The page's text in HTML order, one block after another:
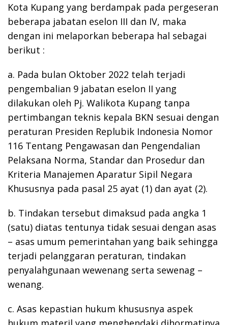
Kota Kupang yang berdampak pada pergeseran
beberapa jabatan eselon III dan IV, maka
dengan ini melaporkan beberapa hal sebagai
berikut :
a. Pada bulan Oktober 2022 telah terjadi
pengembalian 9 jabatan eselon II yang
dilakukan oleh Pj. Walikota Kupang tanpa
pertimbangan teknis kepala BKN sesuai dengan
peraturan Presiden Replubik Indonesia Nomor
116 Tentang Pengawasan dan Pengendalian
Pelaksana Norma, Standar dan Prosedur dan
Kriteria Manajemen Aparatur Sipil Negara
Khususnya pada pasal 25 ayat (1) dan ayat (2).
b. Tindakan tersebut dimaksud pada angka 1
(satu) diatas tentunya tidak sesuai dengan asas
– asas umum pemerintahan yang baik sehingga
terjadi pelanggaran peraturan, tindakan
penyalahgunaan wewenang serta sewenag –
wenang.
c. Asas kepastian hukum khususnya aspek